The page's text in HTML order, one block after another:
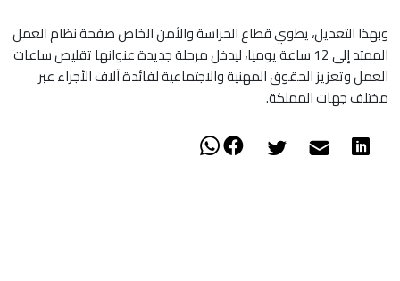
وبهذا التعديل، يطوي قطاع الحراسة والأمن الخاص صفحة نظام العمل
الممتد إلى 12 ساعة يوميا، ليدخل مرحلة جديدة عنوانها تقليص ساعات
العمل وتعزيز الحقوق المهنية والاجتماعية لفائدة آلاف الأجراء عبر
مختلف جهات المملكة.